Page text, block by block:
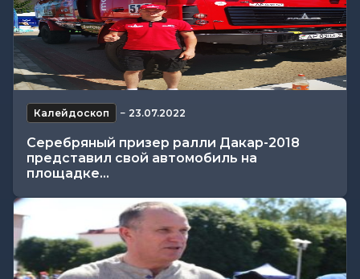
Калейдоскоп − 23.07.2022
Серебряный призер ралли Дакар-2018
представил свой автомобиль на
площадке...